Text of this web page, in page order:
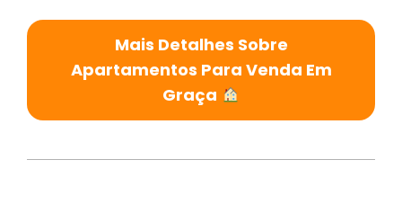
Mais Detalhes Sobre
Apartamentos Para Venda Em
Graça